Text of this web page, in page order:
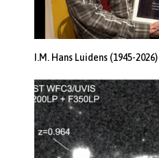
I.M. Hans Luidens (1945-2026)